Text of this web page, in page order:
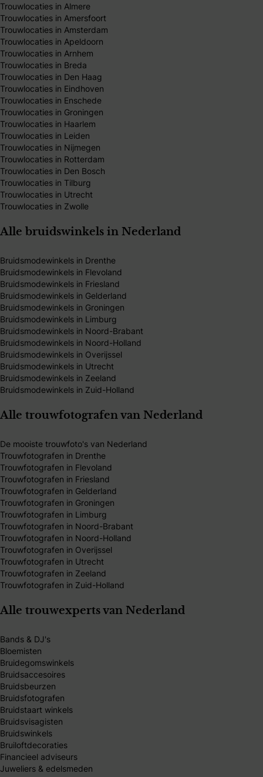
Trouwlocaties in Almere
Trouwlocaties in Amersfoort
Trouwlocaties in Amsterdam
Trouwlocaties in Apeldoorn
Trouwlocaties in Arnhem
Trouwlocaties in Breda
Trouwlocaties in Den Haag
Trouwlocaties in Eindhoven
Trouwlocaties in Enschede
Trouwlocaties in Groningen
Trouwlocaties in Haarlem
Trouwlocaties in Leiden
Trouwlocaties in Nijmegen
Trouwlocaties in Rotterdam
Trouwlocaties in Den Bosch
Trouwlocaties in Tilburg
Trouwlocaties in Utrecht
Trouwlocaties in Zwolle
Alle bruidswinkels in Nederland
Bruidsmodewinkels in Drenthe
Bruidsmodewinkels in Flevoland
Bruidsmodewinkels in Friesland
Bruidsmodewinkels in Gelderland
Bruidsmodewinkels in Groningen
Bruidsmodewinkels in Limburg
Bruidsmodewinkels in Noord-Brabant
Bruidsmodewinkels in Noord-Holland
Bruidsmodewinkels in Overijssel
Bruidsmodewinkels in Utrecht
Bruidsmodewinkels in Zeeland
Bruidsmodewinkels in Zuid-Holland
Alle trouwfotografen van Nederland
De mooiste trouwfoto's van Nederland
Trouwfotografen in Drenthe
Trouwfotografen in Flevoland
Trouwfotografen in Friesland
Trouwfotografen in Gelderland
Trouwfotografen in Groningen
Trouwfotografen in Limburg
Trouwfotografen in Noord-Brabant
Trouwfotografen in Noord-Holland
Trouwfotografen in Overijssel
Trouwfotografen in Utrecht
Trouwfotografen in Zeeland
Trouwfotografen in Zuid-Holland
Alle trouwexperts van Nederland
Bands & DJ's
Bloemisten
Bruidegomswinkels
Bruidsaccesoires
Bruidsbeurzen
Bruidsfotografen
Bruidstaart winkels
Bruidsvisagisten
Bruidswinkels
Bruiloftdecoraties
Financieel adviseurs
Juweliers & edelsmeden